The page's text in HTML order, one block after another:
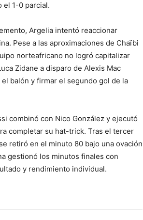
el 1-0 parcial.
Argelia intentó reaccionar
Pese a las aproximaciones de Chaïbi
norteafricano no logró capitalizar
Zidane a disparo de Alexis Mac
balón y firmar el segundo gol de la
combinó con Nico González y ejecutó
completar su hat-trick. Tras el tercer
retiró en el minuto 80 bajo una ovación
gestionó los minutos finales con
y rendimiento individual.